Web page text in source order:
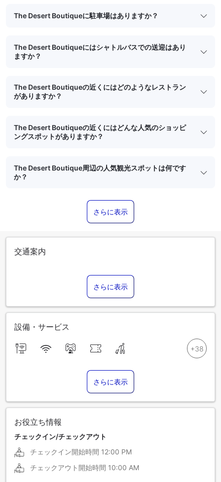
The Desert Boutiqueに駐車場はありますか？
The Desert Boutiqueにはシャトルバスでの送迎はあり
ますか？
The Desert Boutiqueの近くにはどのようなレストラン
がありますか？
The Desert Boutiqueの近くにはどんな人気のショッピ
ングスポットがありますか？
The Desert Boutique周辺の人気観光スポットは何です
か？
さらに表示
交通案内
さらに表示
設備・サービス
さらに表示
お役立ち情報
チェックイン/チェックアウト
チェックイン開始時間 12:00 PM
チェックアウト開始時間 10:00 AM